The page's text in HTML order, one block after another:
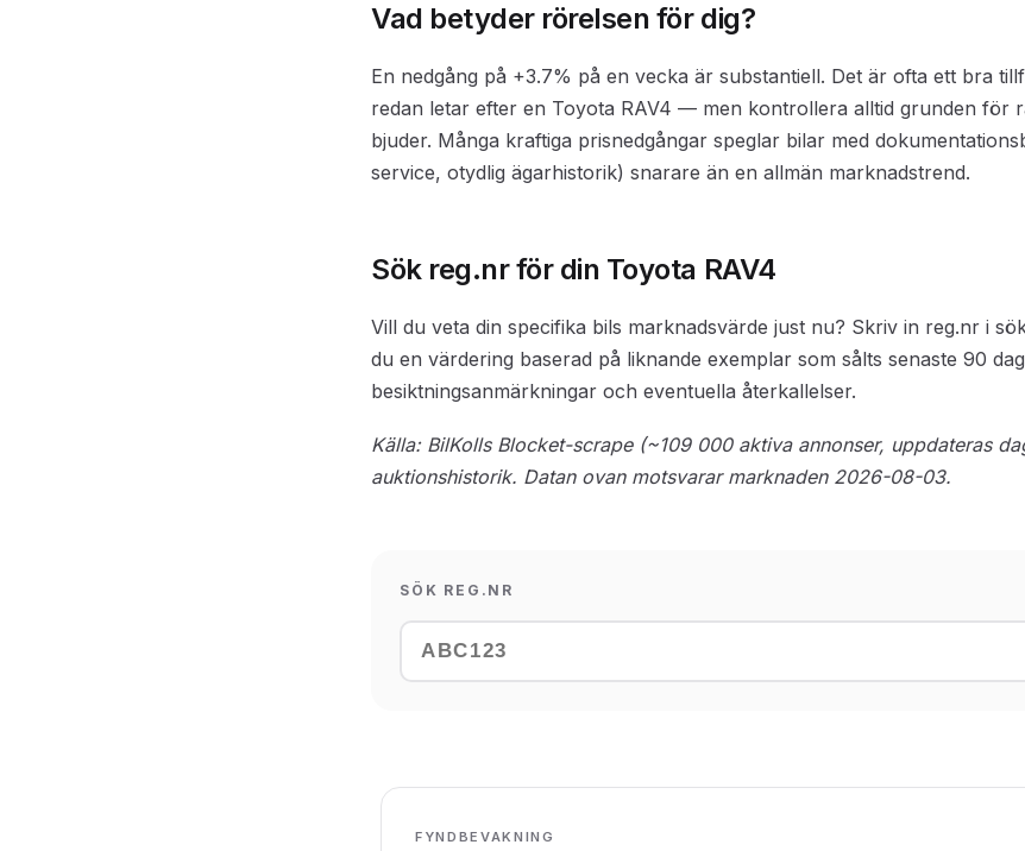
Vad betyder rörelsen för dig?
En nedgång på +3.7% på en vecka är substantiell. Det är ofta ett bra
redan letar efter en Toyota RAV4 — men kontrollera alltid grunden för
bjuder. Många kraftiga prisnedgångar speglar bilar med
service, otydlig ägarhistorik) snarare än en allmän marknadstrend.
Sök reg.nr för din Toyota RAV4
Vill du veta din specifika bils marknadsvärde just nu? Skriv in reg.nr i
du en värdering baserad på liknande exemplar som sålts senaste 90
besiktningsanmärkningar och eventuella återkallelser.
Källa: BilKolls Blocket-scrape (~109 000 aktiva annonser, uppdateras
auktionshistorik. Datan ovan motsvarar marknaden 2026-08-03.
SÖK REG.NR
FYNDBEVAKNING